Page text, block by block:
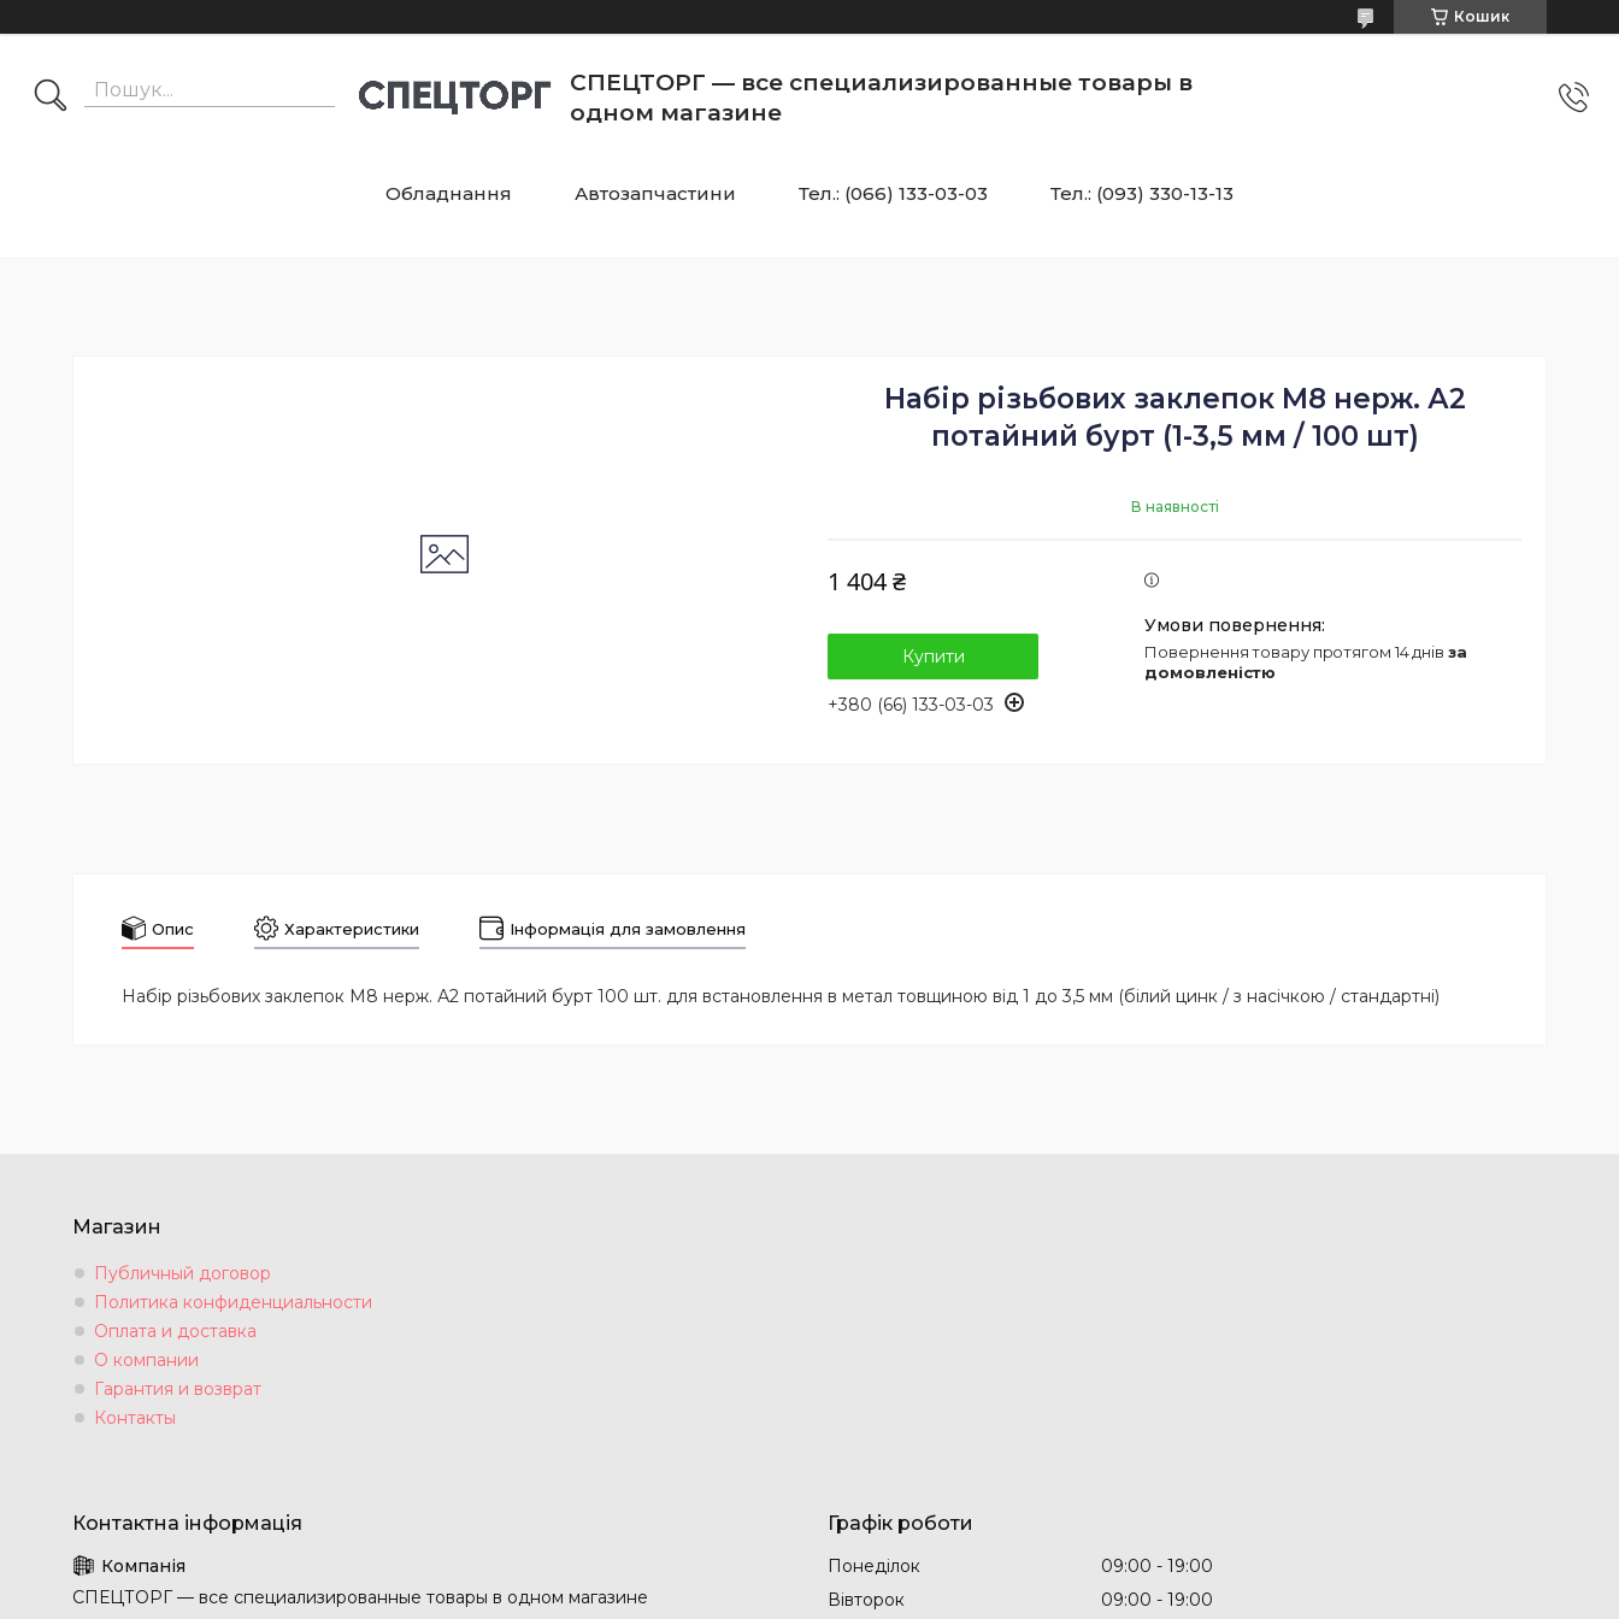
Кошик
СПЕЦТОРГ — все специализированные товары в
одном магазине
Обладнання Автозапчастини Тел.: (066) 133-03-03 Тел.: (093) 330-13-13
Набір різьбових заклепок M8 нерж. А2
потайний бурт (1-3,5 мм / 100 шт)
В наявності
1 404 ₴
Купити
+380 (66) 133-03-03
повернення товару протягом 14 днів за
домовленістю
Опис Характеристики Інформація для замовлення
Набір різьбових заклепок M8 нерж. А2 потайний бурт 100 шт. для встановлення в метал товщиною від 1 до 3,5 мм (білий цинк / з насічкою / стандартні)
Магазин
Публичный договор
Политика конфиденциальности
Оплата и доставка
О компании
Гарантия и возврат
Контакты
СПЕЦТОРГ — все специализированные товары в одном магазине
Графік роботи
Понеділок 09:00
19:00
Вівторок
09:00 19:00